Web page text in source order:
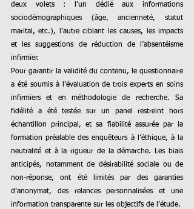
deux volets : l’un dédié aux informations
sociodémographiques (âge, ancienneté, statut
marital, etc.), l’autre ciblant les causes, les impacts
et les suggestions de réduction de l’absentéisme
infirmier.
Pour garantir la validité du contenu, le questionnaire
a été soumis à l’évaluation de trois experts en soins
infirmiers et en méthodologie de recherche. Sa
fidélité a été testée sur un panel restreint hors
échantillon principal, et sa fiabilité assurée par la
formation préalable des enquêteurs à l’éthique, à la
neutralité et à la rigueur de la démarche. Les biais
anticipés, notamment de désirabilité sociale ou de
non-réponse, ont été limités par des garanties
d’anonymat, des relances personnalisées et une
information transparente sur les objectifs de l’étude.